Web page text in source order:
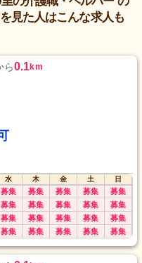
見た人はこんな求人も
ら0.1km
水 木 金 土
日
募集 募集 募集 募集 募集
募集 募集 募集 募集 募集
募集 募集 募集 募集 募集
募集 募集 募集 募集 募集